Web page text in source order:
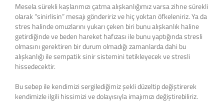
Mesela sürekli kaşlarımızı çatma alışkanlığımız varsa zihne sürekli
olarak “sinirlisin” mesajı göndeririz ve hiç yoktan öfkeleniriz. Ya da
stres halinde omuzlarını yukarı çeken biri bunu alışkanlık haline
getirdiğinde ve beden hareket hafızası ile bunu yaptığında stresli
olmasını gerektiren bir durum olmadığı zamanlarda dahi bu
alışkanlığı ile sempatik sinir sistemini tetikleyecek ve stresli
hissedecektir.
Bu sebep ile kendimizi sergilediğimiz şekli düzeltip değiştirerek
kendimizle ilgili hissimizi ve dolayısıyla imajımızı değiştirebiliriz.